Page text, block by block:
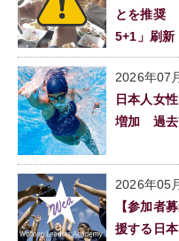
とを推奨
5+1」刷新
2026年07
日本人女
増加 過去
2026年05
【参加者
援する日